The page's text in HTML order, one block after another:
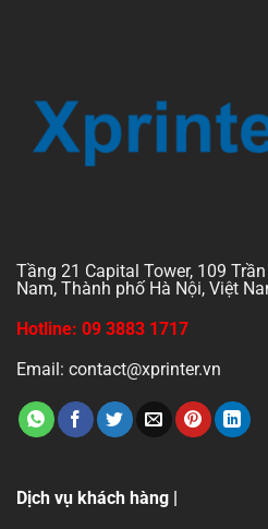
Tầng 21 Capital Tower, 109
Nam, Thành phố Hà Nội, Việt
Hotline: 09 3883 1717
Email: contact@xprinter.vn
Dịch vụ khách hàng |